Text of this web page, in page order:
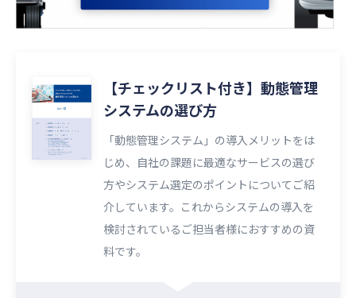
【チェックリスト付き】動態管理
システムの選び方
「動態管理システム」の導入メリットをは
じめ、自社の課題に最適なサービスの選び
方やシステム選定のポイントについてご紹
介しています。これからシステムの導入を
検討されているご担当者様におすすめの資
料です。